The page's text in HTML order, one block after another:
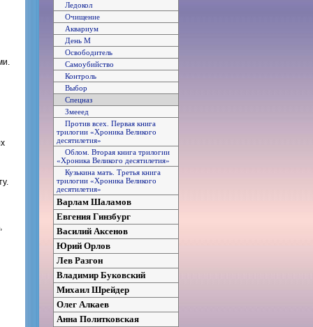
Ледокол
Очищение
Аквариум
День М
Освободитель
Самоубийство
Контроль
Выбор
Спецназ
Змееед
Против всех. Первая книга
трилогии «Хроника Великого
десятилетия»
Облом. Вторая книга трилогии
«Хроника Великого десятилетия»
Кузькина мать. Третья книга
трилогии «Хроника Великого
десятилетия»
Варлам Шаламов
Евгения Гинзбург
Василий Аксенов
Юрий Орлов
Лев Разгон
Владимир Буковский
Михаил Шрейдер
Олег Алкаев
Анна Политковская